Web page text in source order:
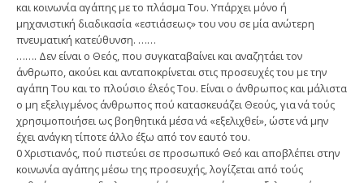
και κοινωνία αγάπης με το πλάσμα Του. Υπάρχει μόνο ή
μηχανιστική διαδικασία «εστιάσεως» του νου σε μία ανώτερη
πνευματική κατεύθυνση. ……
……. Δεν είναι ο Θεός, που συγκαταβαίνει και αναζητάει τον
άνθρωπο, ακούει και ανταποκρίνεται στις προσευχές του με την
αγάπη Του και το πλούσιο έλεός Του. Είναι ο άνθρωπος και μάλιστα
ο μη εξελιγμένος άνθρωπος πού κατασκευάζει Θεούς, για νά τούς
χρησιμοποιήσει ως βοηθητικά μέσα νά «εξελιχθεί», ώστε νά μην
έχει ανάγκη τίποτε άλλο έξω από τον εαυτό του.
0 Χριστιανός, πού πιστεύει σε προσωπικό Θεό και αποβλέπει στην
κοινωνία αγάπης μέσω της προσευχής, λογίζεται από τούς